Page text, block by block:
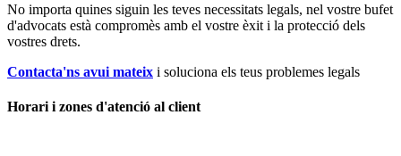
No importa quines siguin les teves necessitats legals, nel vostre bufet
d'advocats està compromès amb el vostre èxit i la protecció dels
vostres drets.
Contacta'ns avui mateix i soluciona els teus problemes legals
Horari i zones d'atenció al client